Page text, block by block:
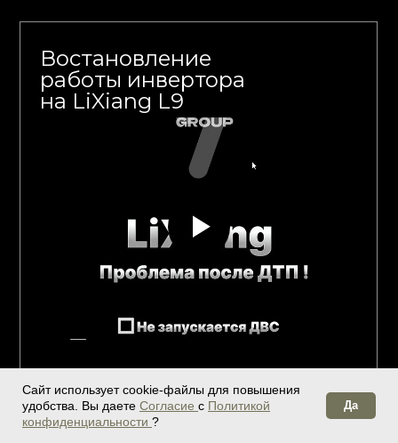
Сайт использует cookie-файлы для повышения
удобства. Вы даете Согласие с Политикой
конфиденциальности ?
Да
Востановление
работы инвертора
на LiXiang L9
✓ Сняли CRASH и адаптировали
родной инвертор